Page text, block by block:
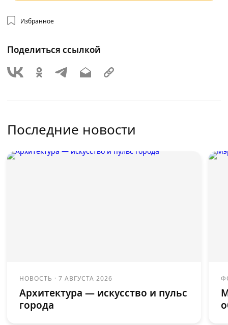
Избранное
Поделиться ссылкой
Последние новости
НОВОСТЬ ·7 АВГУСТА 2026
Архитектура — искусство и пульс
города